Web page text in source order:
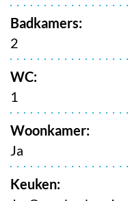
Badkamers:
2
WC:
1
Woonkamer:
Ja
Keuken: